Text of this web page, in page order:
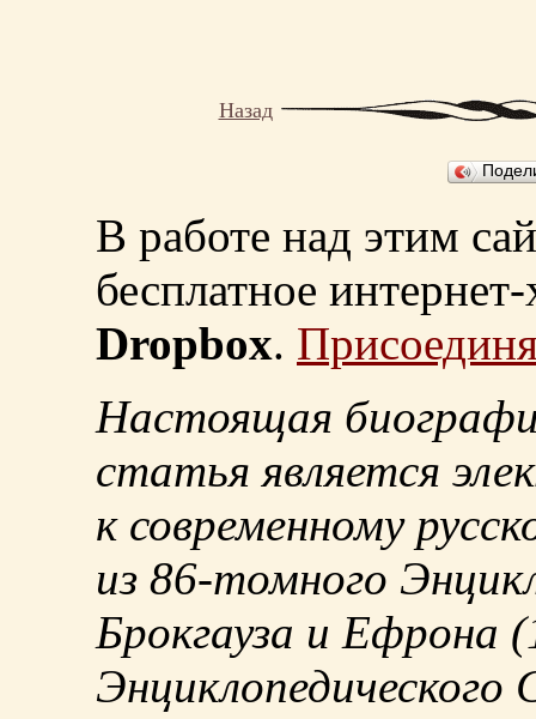
Назад
В работе над этим
бесплатное
Dropbox.
Настоящая
статья является
к современному
из 86-томного
Брокгауза и Ефрона
Энциклопедического